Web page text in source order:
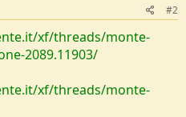
#2
xf/threads/monte-
2089.11903/
xf/threads/monte-